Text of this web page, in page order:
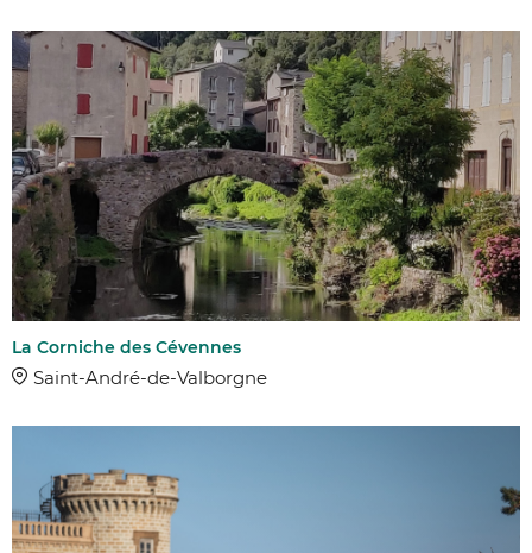
La Corniche des Cévennes
Saint-André-de-Valborgne